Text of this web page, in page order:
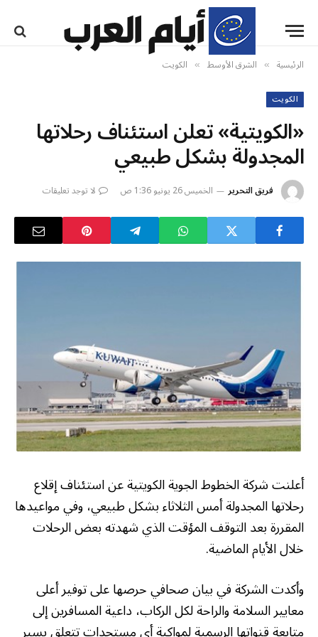
الرئيسية » الشرق الأوسط » الكويت
الكويت
«الكويتية» تعلن استئناف رحلاتها
المجدولة بشكل طبيعي
فريق التحرير الخميس 26 يونيو 1:36 ص لا توجد تعليقات
أعلنت شركة الخطوط الجوية الكويتية عن استئناف إقلاع
رحلاتها المجدولة أمس الثلاثاء بشكل طبيعي، وفي مواعيدها
المقررة بعد التوقف المؤقت الذي شهدته بعض الرحلات
خلال الأيام الماضية.
وأكدت الشركة في بيان صحافي حرصها على توفير أعلى
معايير السلامة والراحة لكل الركاب، داعية المسافرين إلى